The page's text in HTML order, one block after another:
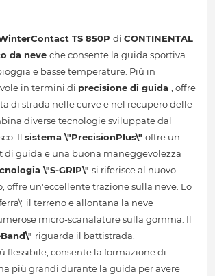
TS 850P di CONTINENTAL
da neve che consente la guida sportiva
e basse temperature. Più in
in termini di precisione di guida , offre
di strada nelle curve e nel recupero delle
diverse tecnologie sviluppate dal
Il sistema \"PrecisionPlus\" offre un
di guida e una buona maneggevolezza
\"S-GRIP\" si riferisce al nuovo
offre un'eccellente trazione sulla neve. Lo
il terreno e allontana la neve
micro-scanalature sulla gomma. Il
riguarda il battistrada.
flessibile, consente la formazione di
più grandi durante la guida per avere